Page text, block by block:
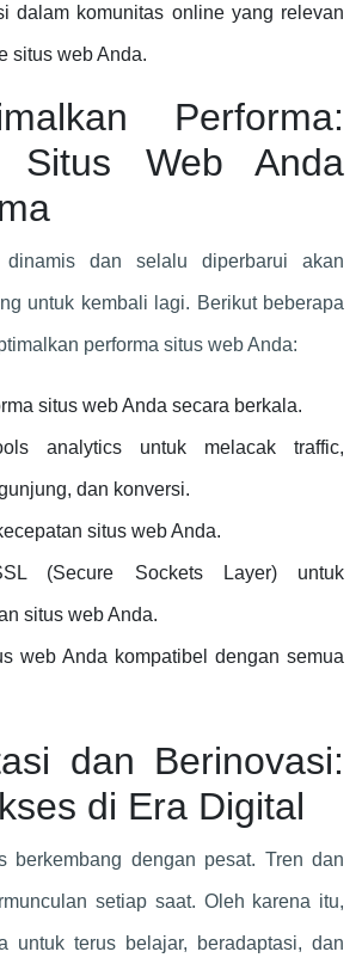
dalam komunitas online yang relevan
situs web Anda.
Performa:
Situs Web Anda
dan selalu diperbarui akan
untuk kembali lagi. Berikut beberapa
performa situs web Anda:
situs web Anda secara berkala.
analytics untuk melacak traffic,
dan konversi.
situs web Anda.
(Secure Sockets Layer) untuk
situs web Anda.
web Anda kompatibel dengan semua
dan Berinovasi:
di Era Digital
berkembang dengan pesat. Tren dan
setiap saat. Oleh karena itu,
untuk terus belajar, beradaptasi, dan